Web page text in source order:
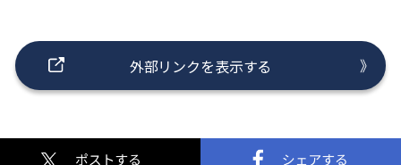
外部リンクを表示する